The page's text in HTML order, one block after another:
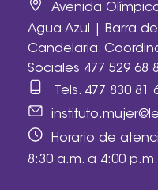
Avenida
Agua Azul | Barra
Candelaria.
Sociales 477 529 68
Tels. 477 830 81
Horario de
8:30 a.m. a 4:00 p.m.